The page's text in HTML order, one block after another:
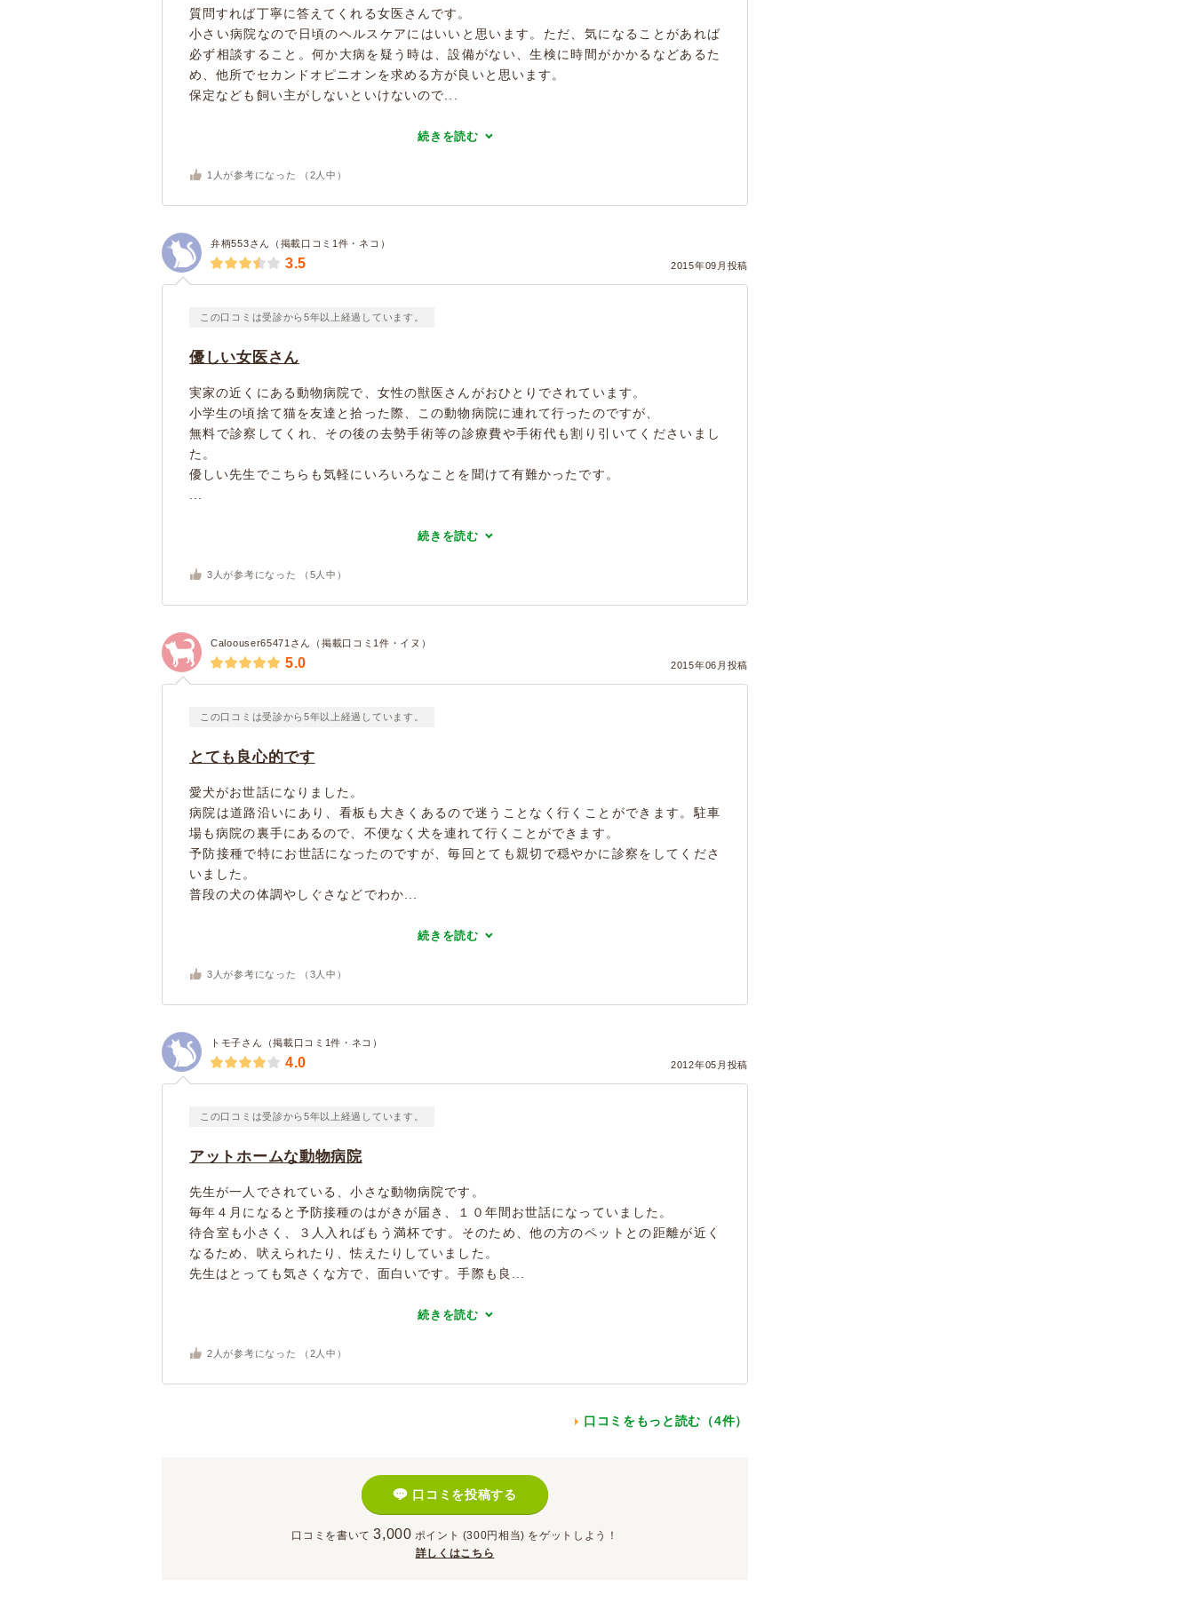
質問すれば丁寧に答えてくれる女医さんです。
小さい病院なので日頃のヘルスケアにはいいと思います。ただ、気になることがあれば
必ず相談すること。何か大病を疑う時は、設備がない、生検に時間がかかるなどあるた
め、他所でセカンドオピニオンを求める方が良いと思います。
保定なども飼い主がしないといけないので...
続きを読む
1 人が参考になった （ 2 人中）
弁柄553さん（掲載口コミ1件・ネコ）
2015年09月投稿
3.5
この口コミは受診から5年以上経過しています。
優しい女医さん
実家の近くにある動物病院で、女性の獣医さんがおひとりでされています。
小学生の頃捨て猫を友達と拾った際、この動物病院に連れて行ったのですが、
無料で診察してくれ、その後の去勢手術等の診療費や手術代も割り引いてくださいまし
た。
優しい先生でこちらも気軽にいろいろなことを聞けて有難かったです。
続きを読む
3 人が参考になった （ 5 人中）
Caloouser65471さん（掲載口コミ1件・イヌ）
2015年06月投稿
5.0
この口コミは受診から5年以上経過しています。
とても良心的です
愛犬がお世話になりました。
病院は道路沿いにあり、看板も大きくあるので迷うことなく行くことができます。駐車
場も病院の裏手にあるので、不便なく犬を連れて行くことができます。
予防接種で特にお世話になったのですが、毎回とても親切で穏やかに診察をしてくださ
いました。
普段の犬の体調やしぐさなどでわか...
続きを読む
3 人が参考になった （ 3 人中）
トモ子さん（掲載口コミ1件・ネコ）
2012年05月投稿
4.0
この口コミは受診から5年以上経過しています。
アットホームな動物病院
先生が一人でされている、小さな動物病院です。
毎年４月になると予防接種のはがきが届き、１０年間お世話になっていました。
待合室も小さく、３人入ればもう満杯です。そのため、他の方のペットとの距離が近く
なるため、吠えられたり、怯えたりしていました。
先生はとっても気さくな方で、面白いです。手際も良...
続きを読む
2 人が参考になった （ 2 人中）
口コミをもっと読む（4件）
口コミを投稿する
口コミを書いて 3,000 ポイント (300円相当) をゲットしよう！
詳しくはこちら